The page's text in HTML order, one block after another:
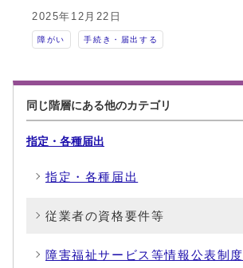
2025年12月22日
障がい 手続き・届出する
同じ階層にある他のカテゴリ
指定・各種届出
指定・各種届出
従業者の資格要件等
障害福祉サービス等情報公表制度